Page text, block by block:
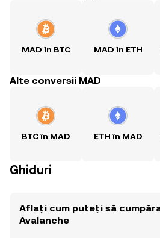
MAD în BTC MAD în ETH
Alte conversii MAD
BTC în MAD ETH în MAD
Ghiduri
Aflați cum puteți să
Avalanche